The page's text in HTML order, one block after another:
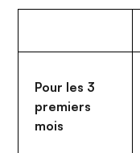
Pour les 3
premiers
mois